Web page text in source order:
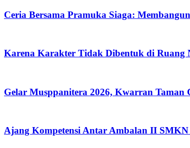
Ceria Bersama Pramuka Siaga:
Karena Karakter Tidak Dibentuk di Ruang
Gelar Musppanitera 2026, Kwarran
Ajang Kompetensi Antar Ambalan II